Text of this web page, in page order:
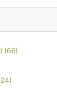
(66)